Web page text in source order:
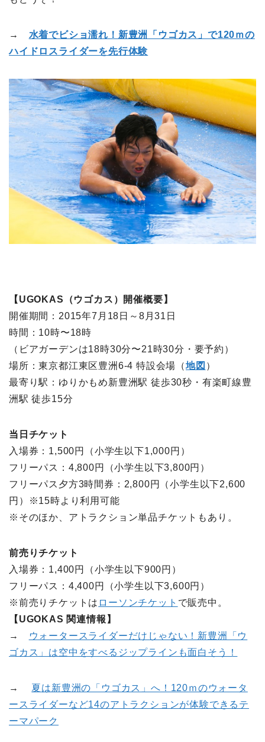
→ 水着でビショ濡れ！新豊洲「ウゴカス」で120ｍの
ハイドロスライダーを先行体験
【UGOKAS（ウゴカス）開催概要】
開催期間：2015年7月18日～8月31日
時間：10時〜18時
（ビアガーデンは18時30分〜21時30分・要予約）
場所：東京都江東区豊洲6-4 特設会場（地図 ）
最寄り駅：ゆりかもめ新豊洲駅 徒歩30秒・有楽町線豊
洲駅 徒歩15分
当日チケット
入場券：1,500円（小学生以下1,000円）
フリーパス：4,800円（小学生以下3,800円）
フリーパス夕方3時間券：2,800円（小学生以下2,600
円）※15時より利用可能
※そのほか、アトラクション単品チケットもあり。
前売りチケット
入場券：1,400円（小学生以下900円）
フリーパス：4,400円（小学生以下3,600円）
※前売りチケットは ローソンチケット で販売中。
【UGOKAS 関連情報】
→
ウォータースライダーだけじゃない！新豊洲「ウ
ゴカス」は空中をすべるジップラインも面白そう！
→ 夏は新豊洲の「ウゴカス」へ！120ｍのウォータ
ースライダーなど14のアトラクションが体験できるテ
ーマパーク